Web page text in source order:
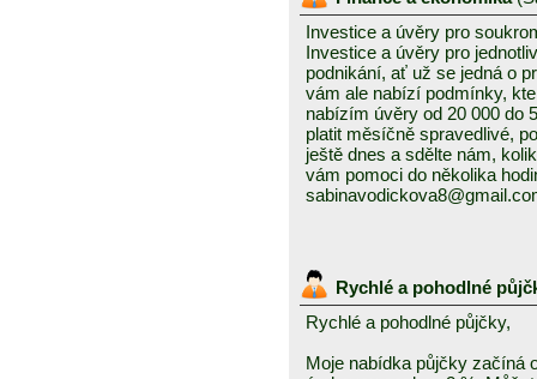
Investice a úvěry pro
Investice a úvěry pro
podnikání, ať už se jedná o
vám ale nabízí podmínky,
nabízím úvěry od 20 000 do
platit měsíčně spravedlivé,
ještě dnes a sdělte nám,
vám pomoci do několika
Rychlé a pohodlné
Rychlé a pohodlné půjčky,
Moje nabídka půjčky začíná